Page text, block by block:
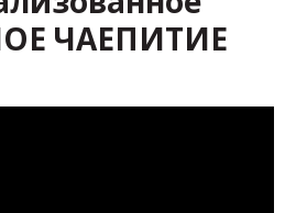
ЧАЕПИТИЕ